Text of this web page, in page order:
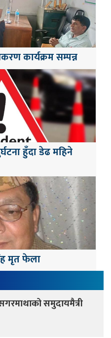
कार्यक्रम सम्पन्न
हुँदा डेढ महिने
मृत फेला
समुदायमैत्री